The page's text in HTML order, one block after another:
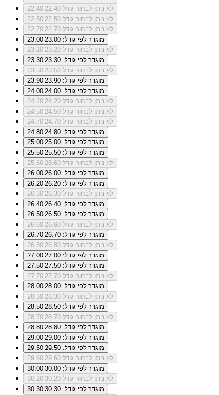
22.40
לא ניתן לבחור גודל 22.40
22.50
לא ניתן לבחור גודל 22.50
22.70
לא ניתן לבחור גודל 22.70
23.00
מוגדר לפי גודל: 23.00
23.20
לא ניתן לבחור גודל 23.20
23.30
מוגדר לפי גודל: 23.30
23.50
לא ניתן לבחור גודל 23.50
23.90
מוגדר לפי גודל: 23.90
24.00
מוגדר לפי גודל: 24.00
24.20
לא ניתן לבחור גודל 24.20
24.50
לא ניתן לבחור גודל 24.50
24.70
לא ניתן לבחור גודל 24.70
24.80
מוגדר לפי גודל: 24.80
25.00
מוגדר לפי גודל: 25.00
25.50
מוגדר לפי גודל: 25.50
25.60
לא ניתן לבחור גודל 25.60
26.00
מוגדר לפי גודל: 26.00
26.20
מוגדר לפי גודל: 26.20
26.30
לא ניתן לבחור גודל 26.30
26.40
מוגדר לפי גודל: 26.40
26.50
מוגדר לפי גודל: 26.50
26.60
לא ניתן לבחור גודל 26.60
26.70
מוגדר לפי גודל: 26.70
26.80
לא ניתן לבחור גודל 26.80
27.00
מוגדר לפי גודל: 27.00
27.50
מוגדר לפי גודל: 27.50
27.70
לא ניתן לבחור גודל 27.70
28.00
מוגדר לפי גודל: 28.00
28.30
לא ניתן לבחור גודל 28.30
28.50
מוגדר לפי גודל: 28.50
28.70
לא ניתן לבחור גודל 28.70
28.80
מוגדר לפי גודל: 28.80
29.00
מוגדר לפי גודל: 29.00
29.50
מוגדר לפי גודל: 29.50
29.60
לא ניתן לבחור גודל 29.60
30.00
מוגדר לפי גודל: 30.00
30.20
לא ניתן לבחור גודל 30.20
30.30
מוגדר לפי גודל: 30.30